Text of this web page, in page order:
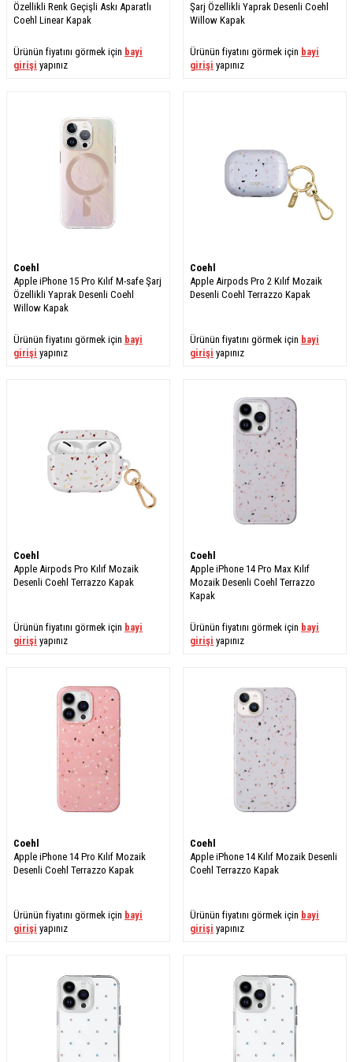
Özellikli Renk Geçişli Askı Aparatlı
Coehl Linear Kapak
Ürünün fiyatını görmek için bayi
girişi yapınız
Şarj Özellikli Yaprak Desenli Coehl
Willow Kapak
Ürünün fiyatını görmek için bayi
girişi yapınız
Coehl
Apple iPhone 15 Pro Kılıf M-safe Şarj
Özellikli Yaprak Desenli Coehl
Willow Kapak
Ürünün fiyatını görmek için bayi
girişi yapınız
Coehl
Apple Airpods Pro 2 Kılıf Mozaik
Desenli Coehl Terrazzo Kapak
Ürünün fiyatını görmek için bayi
girişi yapınız
Coehl
Apple Airpods Pro Kılıf Mozaik
Desenli Coehl Terrazzo Kapak
Ürünün fiyatını görmek için bayi
girişi yapınız
Coehl
Apple iPhone 14 Pro Max Kılıf
Mozaik Desenli Coehl Terrazzo
Kapak
Ürünün fiyatını görmek için bayi
girişi yapınız
Coehl
Apple iPhone 14 Pro Kılıf Mozaik
Desenli Coehl Terrazzo Kapak
Ürünün fiyatını görmek için bayi
girişi yapınız
Coehl
Apple iPhone 14 Kılıf Mozaik Desenli
Coehl Terrazzo Kapak
Ürünün fiyatını görmek için bayi
girişi yapınız